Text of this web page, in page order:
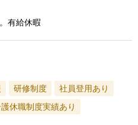
有給休暇
研修制度
社員登用あり
休職制度実績あり